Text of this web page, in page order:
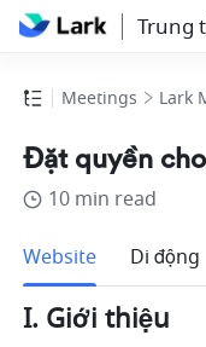
Trung
Meetings Lark
Đặt quyền
10 min read
Website
Di động
I. Giới thiệu